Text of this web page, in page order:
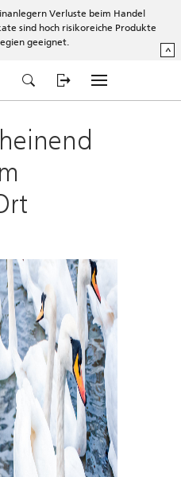
Verluste beim Handel
sind hoch risikoreiche Produkte
geeignet.
^